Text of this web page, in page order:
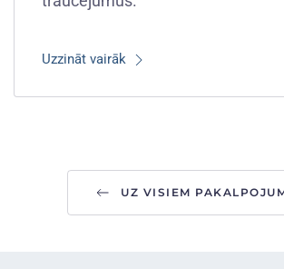
Uzzināt vairāk
UZ VISIEM